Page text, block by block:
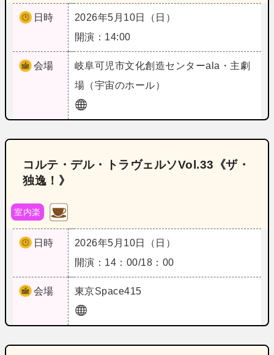
日時
2026年5月10日（日）
開演：14:00
会場 岐阜可児市文化創造センターala・主劇
場（宇宙のホール）
コルテ・デル・トラヴェルソVol.33《ザ・
独逸！》
室内楽
日時
2026年5月10日（日）
開演：14：00/18：00
会場 東京Space415